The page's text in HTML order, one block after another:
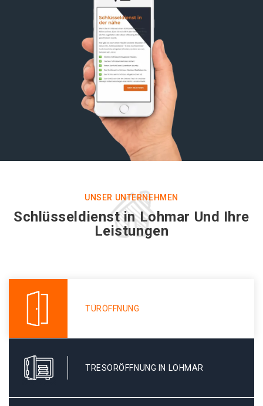
UNSER UNTERNEHMEN
Schlüsseldienst in Lohmar Und Ihre
Leistungen
TÜRÖFFNUNG
TRESORÖFFNUNG IN LOHMAR